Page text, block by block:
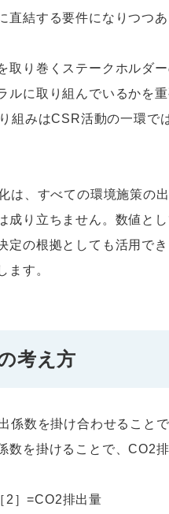
結する要件になりつつあ
取り巻くステークホルダ
に取り組んでいるかを
組みはCSR活動の一環
は、すべての環境施策の
成り立ちません。数値と
定の根拠としても活用で
ます。
考え方
係数を掛け合わせること
を掛けることで、CO2
2］=CO2排出量